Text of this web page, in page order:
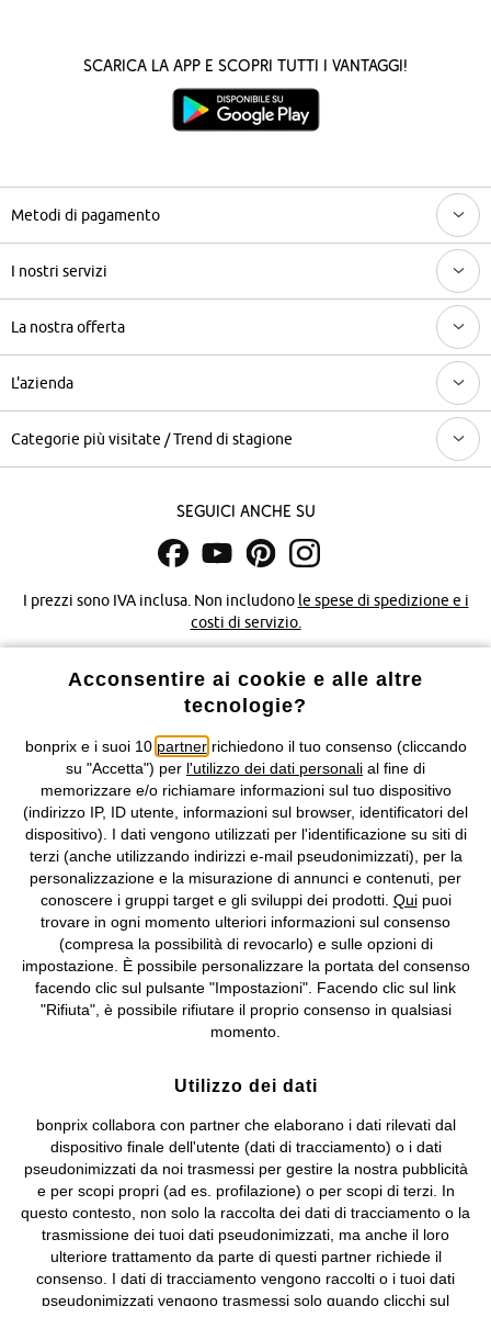
Scarica la App e scopri tutti i vantaggi!
Metodi di pagamento
I nostri servizi
La nostra offerta
L'azienda
Categorie più visitate / Trend di stagione
Seguici anche su
I prezzi sono IVA inclusa. Non includono le spese di spedizione e i
costi di servizio.
Condizioni di vendita Accessibilità
Informazioni legali Diritto di recesso
© 2026 bonprix.Tutti i diritti riservati.
bonprix S.r.l. con socio unico, sede legale: via Adua 33 - 13855
Valdengo (BI) C.F. 01510910027 - P.I. 01939830020, Reg. Imprese di
Biella n. 01510910027, R.E.A. BI - 171345, N. Reg. Pile:
IT09060P00000858, N. Reg. AEE: IT08020000002105 Capitale
Sociale: euro 1.000.000 i.v, Società soggetta all'attività di direzione
e coordinamento di bonprix Beteiligungs -Verwaltungsgesellschaft
mbH.
Acconsentire ai cookie e alle altre
tecnologie?
bonprix e i suoi 10 partnerrichiedono il tuo consenso (cliccando
su "Accetta") per l'utilizzo dei dati personali al fine di
memorizzare e/o richiamare informazioni sul tuo dispositivo
(indirizzo IP, ID utente, informazioni sul browser, identificatori del
dispositivo). I dati vengono utilizzati per l'identificazione su siti di
terzi (anche utilizzando indirizzi e-mail pseudonimizzati), per la
personalizzazione e la misurazione di annunci e contenuti, per
conoscere i gruppi target e gli sviluppi dei prodotti. Quipuoi
trovare in ogni momento ulteriori informazioni sul consenso
(compresa la possibilità di revocarlo) e sulle opzioni di
impostazione. È possibile personalizzare la portata del consenso
facendo clic sul pulsante "Impostazioni". Facendo clic sul link
"Rifiuta", è possibile rifiutare il proprio consenso in qualsiasi
momento.
Utilizzo dei dati
bonprix collabora con partner che elaborano i dati rilevati dal
dispositivo finale dell'utente (dati di tracciamento) o i dati
pseudonimizzati da noi trasmessi per gestire la nostra pubblicità
e per scopi propri (ad es. profilazione) o per scopi di terzi. In
questo contesto, non solo la raccolta dei dati di tracciamento o la
trasmissione dei tuoi dati pseudonimizzati, ma anche il loro
ulteriore trattamento da parte di questi partner richiede il
consenso. I dati di tracciamento vengono raccolti o i tuoi dati
pseudonimizzati vengono trasmessi solo quando clicchi sul